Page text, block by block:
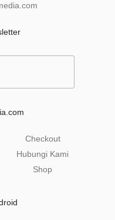
.com
Checkout
Hubungi Kami
Shop